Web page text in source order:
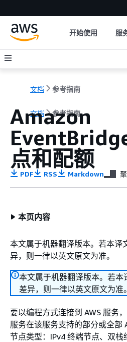
开始使用 服
文档 参考指南
文档 参考指南
Amazon
点和配额
PDF RSS Markdown
本页内容
本文属于机器翻译版本。若本译
异，则一律以英文原文为准。
本文属于机器翻译版本。若本
差异，则一律以英文原文为准。
要以编程方式连接到 AWS 服务
服务在该服务支持的部分或全部
节点类型：IPv4 终端节点、双栈